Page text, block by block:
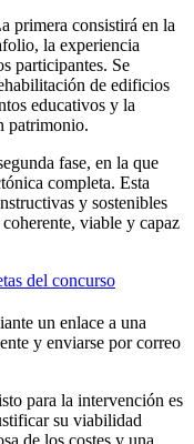
primera consistirá en la
la experiencia
participantes. Se
de edificios
educativos y la
patrimonio.
fase, en la que
completa. Esta
y sostenibles
viable y capaz
del concurso
un enlace a una
y enviarse por correo
para la intervención es
su viabilidad
de los costes y una